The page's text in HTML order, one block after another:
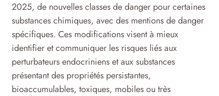
2025, de nouvelles classes de danger pour certaines
substances chimiques, avec des mentions de danger
spécifiques. Ces modifications visent à mieux
identifier et communiquer les risques liés aux
perturbateurs endocriniens et aux substances
présentant des propriétés persistantes,
bioaccumulables, toxiques, mobiles ou très